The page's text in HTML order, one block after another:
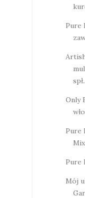
Pure
Only
Pure
Pure
Mój